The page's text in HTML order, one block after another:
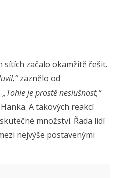
sítích začalo okamžitě řešit.
zaznělo od
„Tohle je prostě neslušnost,“
A takových reakcí
množství. Řada lidí
nejvýše postavenými